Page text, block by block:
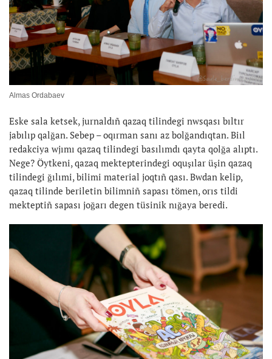
Almas Ordabaev
Eske sala ketsek, jurnaldıñ qazaq tilindegi nwsqası bıltır
jabılıp qalğan. Sebep – oqırman sanı az bolğandıqtan. Biıl
redakciya wjımı qazaq tilindegi basılımdı qayta qolğa alıptı.
Nege? Öytkeni, qazaq mektepterindegi oquşılar üşin qazaq
tilindegi ğılımi, bilimi material joqtıñ qası. Bwdan kelip,
qazaq tilinde beriletin bilimniñ sapası tömen, orıs tildi
mekteptiñ sapası joğarı degen tüsinik nığaya beredi.